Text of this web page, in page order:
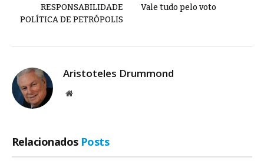
RESPONSABILIDADE
POLÍTICA DE PETRÓPOLIS
Vale tudo pelo voto
Aristoteles Drummond
Site
Relacionados Posts